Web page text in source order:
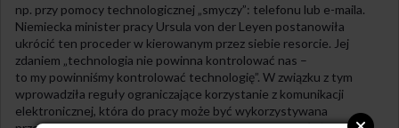
np. przy pomocy technologicznej „smyczy”: telefonu lub e-maila.
Niemiecka minister pracy Ursula von der Leyen postanowiła
ukrócić ten proceder w kierowanym przez siebie resorcie. Jej
zdaniem „technologia nie powinna kontrolować nas –
to my powinniśmy kontrolować technologię”. W związku z tym
wprowadziła reguły ograniczające korzystanie z komunikacji
elektronicznej, która do pracy może być wykorzystywana